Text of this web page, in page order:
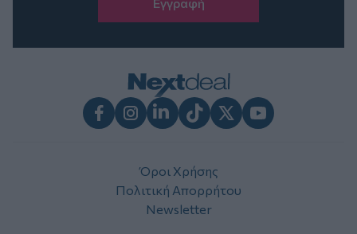
Όροι Χρήσης
Πολιτική Απορρήτου
Newsletter